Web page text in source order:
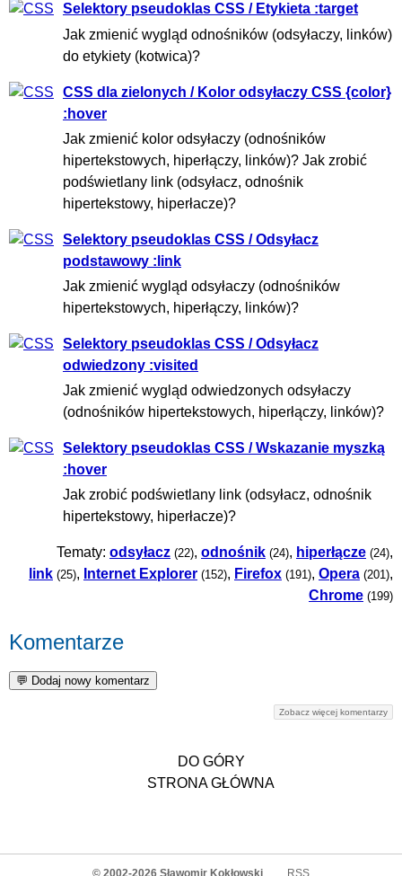
Selektory pseudoklas CSS / Etykieta :target
Jak zmienić wygląd odnośników (odsyłaczy, linków)
do etykiety (kotwica)?
CSS dla zielonych / Kolor odsyłaczy CSS {color}
:hover
Jak zmienić kolor odsyłaczy (odnośników
hipertekstowych, hiperłączy, linków)? Jak zrobić
podświetlany link (odsyłacz, odnośnik
hipertekstowy, hiperłacze)?
Selektory pseudoklas CSS / Odsyłacz
podstawowy :link
Jak zmienić wygląd odsyłaczy (odnośników
hipertekstowych, hiperłączy, linków)?
Selektory pseudoklas CSS / Odsyłacz
odwiedzony :visited
Jak zmienić wygląd odwiedzonych odsyłaczy
(odnośników hipertekstowych, hiperłączy, linków)?
Selektory pseudoklas CSS / Wskazanie myszką
:hover
Jak zrobić podświetlany link (odsyłacz, odnośnik
hipertekstowy, hiperłacze)?
Tematy: odsyłacz (22), odnośnik (24), hiperłącze (24),
link (25), Internet Explorer (152), Firefox (191), Opera (201),
Chrome (199)
Komentarze
Zobacz więcej komentarzy
DO GÓRY
STRONA GŁÓWNA